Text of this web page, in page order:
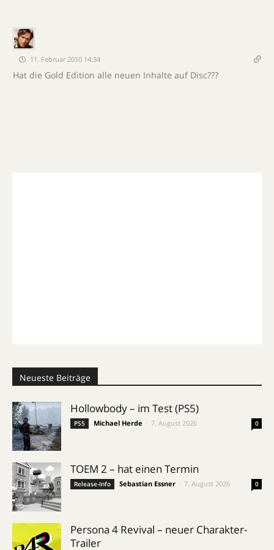
11. Februar 2010 14:34
Hat die Gold Edition alle neuen Inhalte auf Disc???
Neueste Beiträge
Hollowbody – im Test (PS5)
PS5 Michael Herde 7. August 2026 0
TOEM 2 – hat einen Termin
Release-Info Sebastian Essner 7. August 2026 0
Persona 4 Revival – neuer Charakter-
Trailer